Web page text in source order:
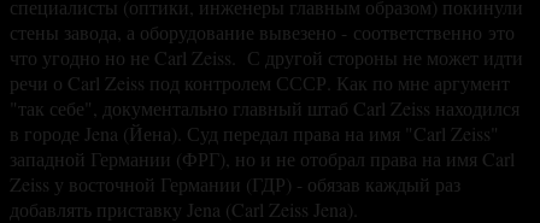
специалисты (оптики, инженеры главным образом) покинули
стены завода, а оборудование вывезено - соответственно это
что угодно но не Carl Zeiss. С другой стороны не может идти
речи о Carl Zeiss под контролем СССР. Как по мне аргумент
"так себе", документально главный штаб Carl Zeiss находился
в городе Jena (Йена). Суд передал права на имя "Carl Zeiss"
западной Германии (ФРГ), но и не отобрал права на имя Carl
Zeiss у восточной Германии (ГДР) - обязав каждый раз
добавлять приставку Jena (Carl Zeiss Jena).